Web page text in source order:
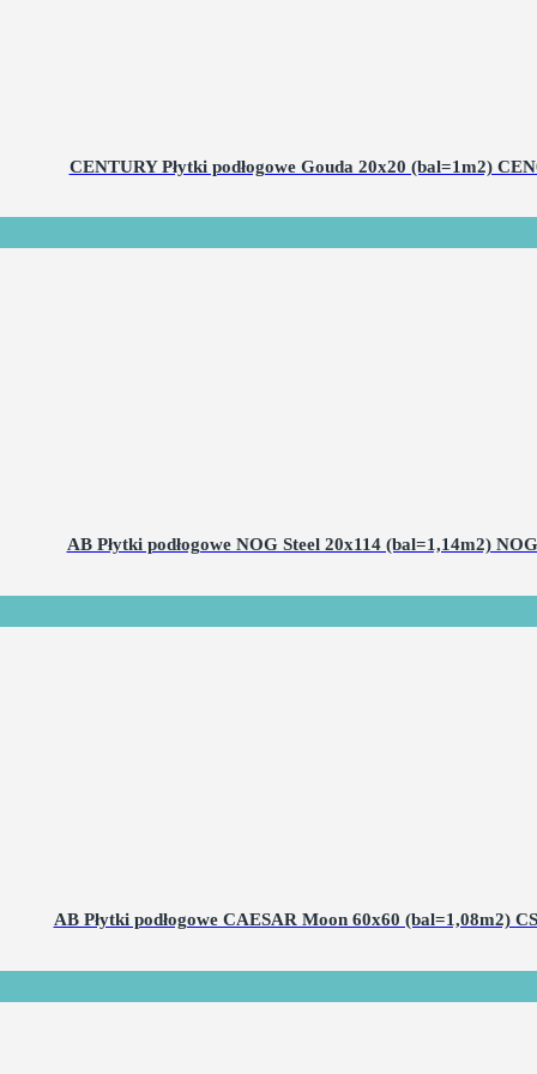
CENTURY Płytki podłogowe Gouda 20x20 (bal=1m2)
AB Płytki podłogowe NOG Steel 20x114 (bal=1,14m2)
AB Płytki podłogowe CAESAR Moon 60x60 (bal=1,08m2)